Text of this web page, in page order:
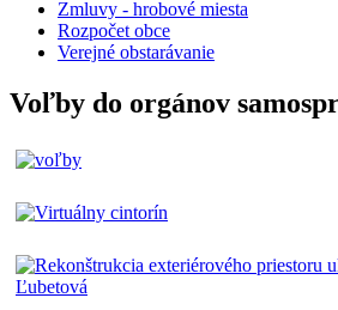
Zmluvy - hrobové miesta
Rozpočet obce
Verejné obstarávanie
Voľby do orgánov